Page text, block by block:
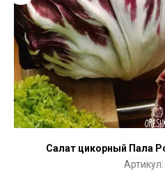
Салат цикорный Пала
Артикул: